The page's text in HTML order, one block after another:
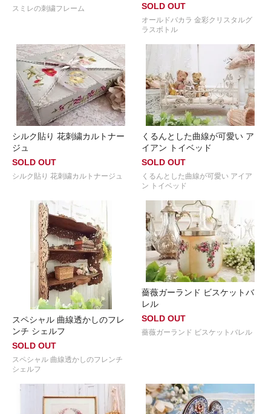
スミレの刺繍フレーム
SOLD OUT
オールドバカラ 金彩クリスタルグ
ラスボトル
シルク貼り 花刺繍カルトナー
ジュ
SOLD OUT
シルク貼り 花刺繍カルトナージュ
くるんとした曲線が可愛い ア
イアン トイベッド
SOLD OUT
くるんとした曲線が可愛い アイア
ン トイベッド
スペシャル 曲線透かしのフレ
ンチ シェルフ
SOLD OUT
スペシャル 曲線透かしのフレンチ
シェルフ
薔薇ガーランド ビスケットバ
レル
SOLD OUT
薔薇ガーランド ビスケットバレル